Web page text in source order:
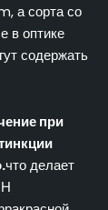
а сорта со
в оптике
содержать
при
что делает